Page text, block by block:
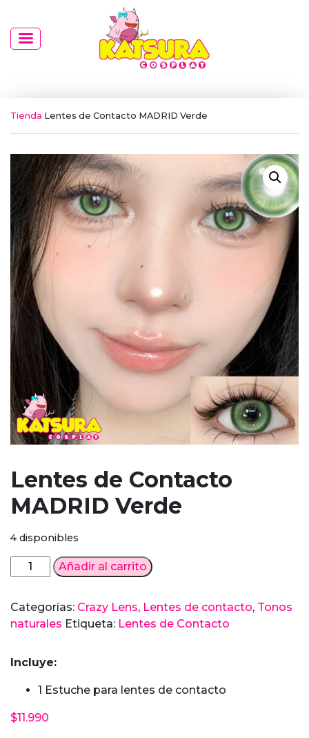
Tienda Lentes de Contacto MADRID Verde
Lentes de Contacto
MADRID Verde
$11.990
Incluye:
1 Estuche para lentes de contacto
4 disponibles
Lentes
de
MADRID
Verde
Añadir al carrito
Categorías: Crazy Lens, Lentes de contacto, Tonos
naturales Etiqueta: Lentes de Contacto